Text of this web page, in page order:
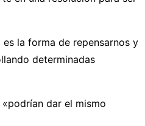
la forma de repensarnos y
determinadas
dar el mismo